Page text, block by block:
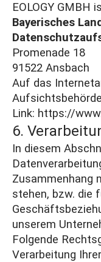
EOLOGY GMBH
Bayerisches
Promenade 18
91522 Ansbach
Auf das
Link: https://
6.
In diesem
Zusammenhang
stehen, bzw. die
unserem
Folgende
Verarbeitung